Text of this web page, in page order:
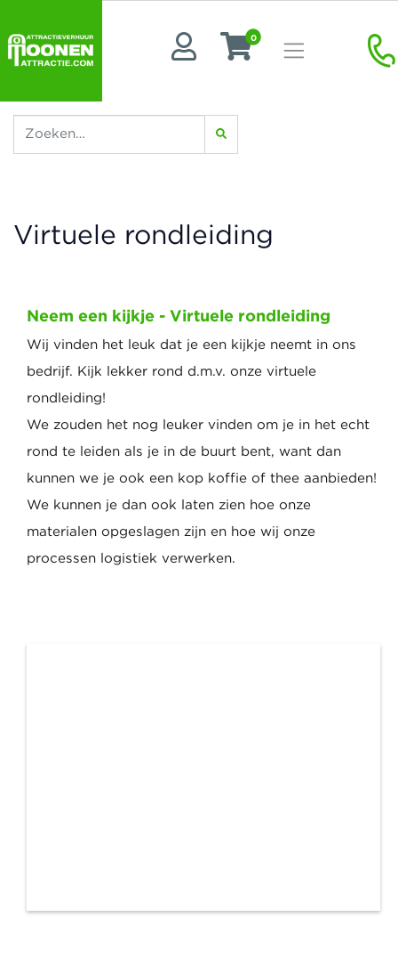
0
Virtuele rondleiding
Neem een kijkje - Virtuele rondleiding
Wij vinden het leuk dat je een kijkje neemt in ons
bedrijf. Kijk lekker rond d.m.v. onze virtuele
rondleiding!
We zouden het nog leuker vinden om je in het echt
rond te leiden als je in de buurt bent, want dan
kunnen we je ook een kop koffie of thee aanbieden!
We kunnen je dan ook laten zien hoe onze
materialen opgeslagen zijn en hoe wij onze
processen logistiek verwerken.